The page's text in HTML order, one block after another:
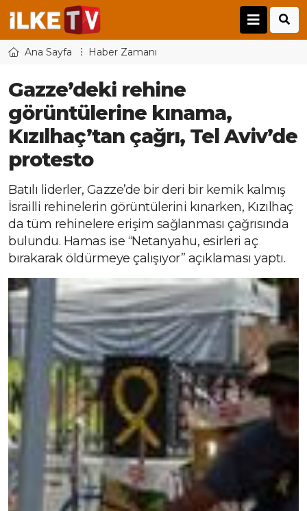
Ana Sayfa Haber Zamanı
Gazze’deki rehine
görüntülerine kınama,
Kızılhaç’tan çağrı, Tel Aviv’de
protesto
Batılı liderler, Gazze’de bir deri bir kemik kalmış
İsrailli rehinelerin görüntülerini kınarken, Kızılhaç
da tüm rehinelere erişim sağlanması çağrısında
bulundu. Hamas ise “Netanyahu, esirleri aç
bırakarak öldürmeye çalışıyor” açıklaması yaptı.